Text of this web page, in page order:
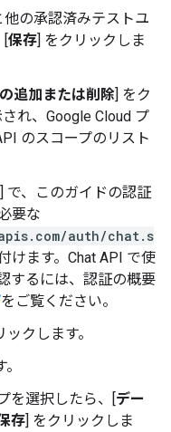
他の承認済みテストユ
[保存] をクリックしま
追加または削除] をク
れ、Google Cloud プ
のスコープのリスト
] で、このガイドの認証
要な
auth/chat.s
けます。Chat API で使
するには、認証の概要
をご覧ください。
ックします。
を選択したら、[デー
存] をクリックしま